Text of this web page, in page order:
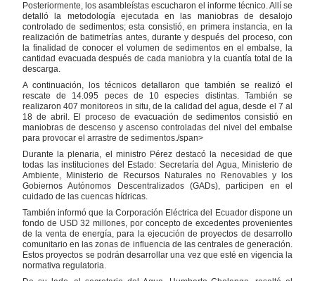
Posteriormente, los asambleístas escucharon el informe técnico. Allí se
detalló la metodología ejecutada en las maniobras de desalojo
controlado de sedimentos; esta consistió, en primera instancia, en la
realización de batimetrías antes, durante y después del proceso, con
la finalidad de conocer el volumen de sedimentos en el embalse, la
cantidad evacuada después de cada maniobra y la cuantía total de la
descarga.
A continuación, los técnicos detallaron que también se realizó el
rescate de 14.095 peces de 10 especies distintas. También se
realizaron 407 monitoreos in situ, de la calidad del agua, desde el 7 al
18 de abril. El proceso de evacuación de sedimentos consistió en
maniobras de descenso y ascenso controladas del nivel del embalse
para provocar el arrastre de sedimentos./span>
Durante la plenaria, el ministro Pérez destacó la necesidad de que
todas las instituciones del Estado: Secretaría del Agua, Ministerio de
Ambiente, Ministerio de Recursos Naturales no Renovables y los
Gobiernos Autónomos Descentralizados (GADs), participen en el
cuidado de las cuencas hídricas.
También informó que la Corporación Eléctrica del Ecuador dispone un
fondo de USD 32 millones, por concepto de excedentes provenientes
de la venta de energía, para la ejecución de proyectos de desarrollo
comunitario en las zonas de influencia de las centrales de generación.
Estos proyectos se podrán desarrollar una vez que esté en vigencia la
normativa regulatoria.